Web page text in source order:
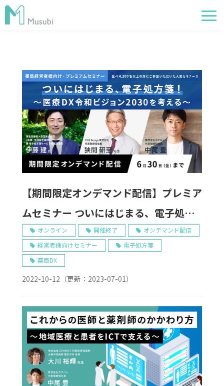
服薬フォロー
経営管理
AI在庫管理
事例
サポート・価格
お役立ち情報
イベント
【期間限定オンデマンド配信】プレミア
ムセミナー ついにはじまる、電子処方
箋！～ 医療DX令和ビジョン2030を考え
る ～
オンライン 開催終了
オンデマンド配信
経営者様向けセミナー
電子処方箋
薬局DX
2022-10-12 （更新： 2023-07-01）